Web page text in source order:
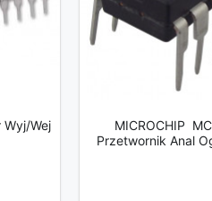
Wyj/wej
MICROCHIP
Przetwornik Anal